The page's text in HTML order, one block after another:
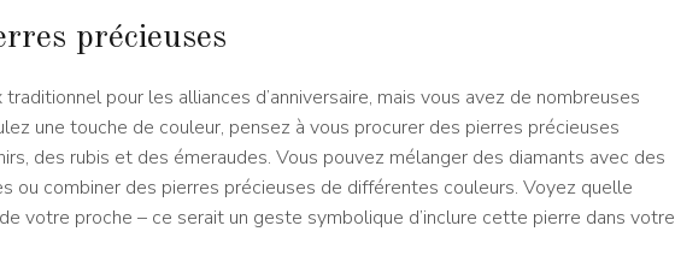
précieuses
pour les alliances d’anniversaire, mais vous avez de nombreuses
une touche de couleur, pensez à vous procurer des pierres précieuses
des rubis et des émeraudes. Vous pouvez mélanger des diamants avec des
ou combiner des pierres précieuses de différentes couleurs. Voyez quelle
votre proche – ce serait un geste symbolique d’inclure cette pierre dans votre